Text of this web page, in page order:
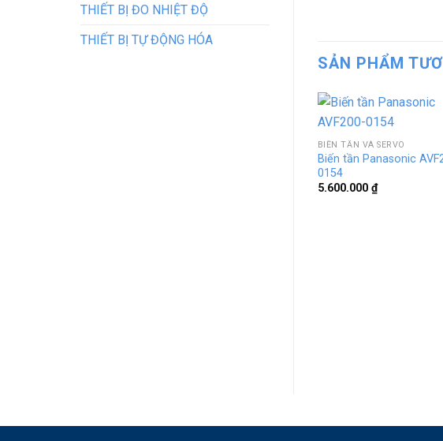
THIẾT BỊ ĐO NHIỆT ĐỘ
THIẾT BỊ TỰ ĐỘNG HÓA
SẢN PHẨM
BIẾN TẦN VÀ SERVO
Biến tần Panasonic
0154
5.600.000 ₫